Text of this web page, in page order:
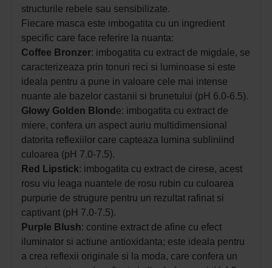
structurile rebele sau sensibilizate.
Fiecare masca este imbogatita cu un ingredient
specific care face referire la nuanta:
Coffee Bronzer: imbogatita cu extract de migdale, se
caracterizeaza prin tonuri reci si luminoase si este
ideala pentru a pune in valoare cele mai intense
nuante ale bazelor castanii si brunetului (pH 6.0-6.5).
Glowy Golden Blond e: imbogatita cu extract de
miere, confera un aspect auriu multidimensional
datorita reflexiilor care capteaza lumina subliniind
culoarea (pH 7.0-7.5).
Red Lipstick: imbogatita cu extract de cirese, acest
rosu viu leaga nuantele de rosu rubin cu culoarea
purpurie de strugure pentru un rezultat rafinat si
captivant (pH 7.0-7.5).
Purple Blush: contine extract de afine cu efect
iluminator si actiune antioxidanta; este ideala pentru
a crea reflexii originale si la moda, care confera un